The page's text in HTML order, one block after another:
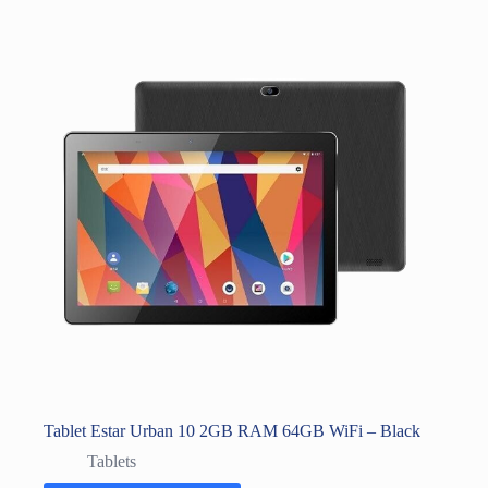
Tablet Estar Urban 10 2GB RAM 64GB WiFi – Black
Tablets